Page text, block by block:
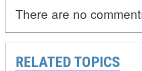
There are no
RELATED TOPICS